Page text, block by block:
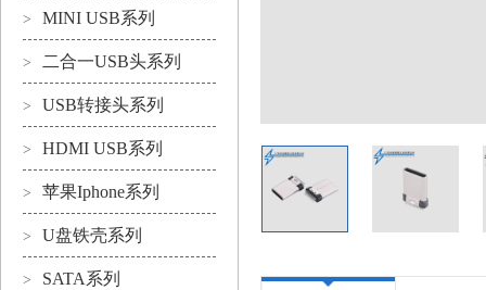
> MINI USB系列
> 二合一USB头系列
> USB转接头系列
> HDMI USB系列
> 苹果Iphone系列
> U盘铁壳系列
> SATA系列